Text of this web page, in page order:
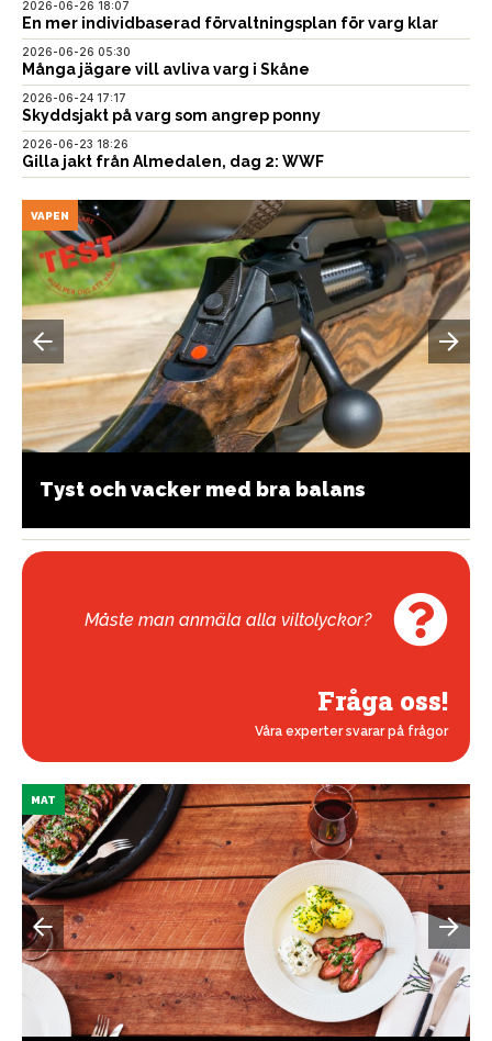
2026-06-26 18:07
En mer individbaserad förvaltningsplan för varg klar
2026-06-26 05:30
Många jägare vill avliva varg i Skåne
2026-06-24 17:17
Skyddsjakt på varg som angrep ponny
2026-06-23 18:26
Gilla jakt från Almedalen, dag 2: WWF
VAPEN
Tyst och vacker med bra balans
Måste man anmäla alla viltolyckor?
Fråga oss!
Våra experter svarar på frågor
MAT